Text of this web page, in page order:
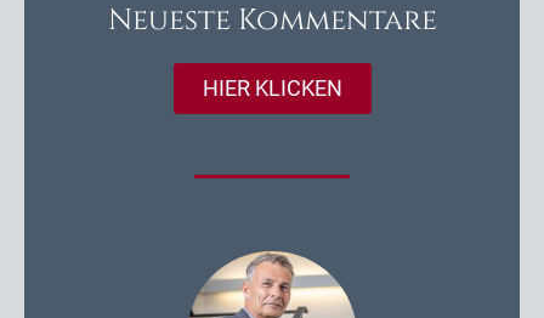
Neueste Kommentare
HIER KLICKEN